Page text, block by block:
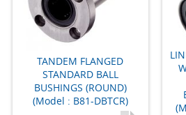
TANDEM FLANGED
STANDARD BALL
BUSHINGS (ROUND)
(Model : B81-DBTCR)